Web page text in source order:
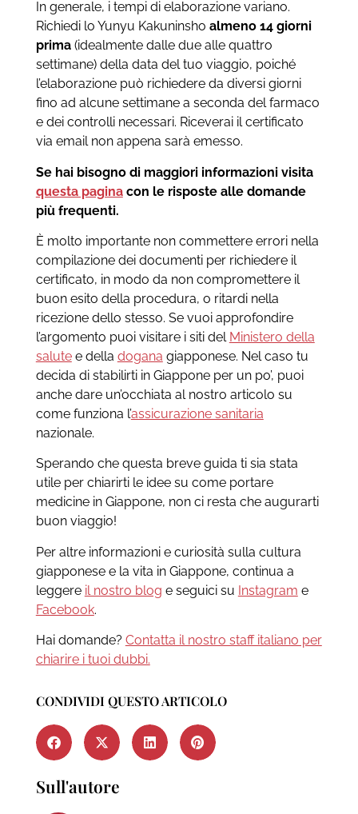
In generale, i tempi di elaborazione variano.
Richiedi lo Yunyu Kakuninsho almeno 14 giorni
prima(idealmente dalle due alle quattro
settimane) della data del tuo viaggio, poiché
l’elaborazione può richiedere da diversi giorni
fino ad alcune settimane a seconda del farmaco
e dei controlli necessari. Riceverai il certificato
via email non appena sarà emesso.
Se hai bisogno di maggiori informazioni visita
questa paginacon le risposte alle domande
più frequenti.
È molto importante non commettere errori nella
compilazione dei documenti per richiedere il
certificato, in modo da non compromettere il
buon esito della procedura, o ritardi nella
ricezione dello stesso. Se vuoi approfondire
l’argomento puoi visitare i siti del Ministero della
salutee della dogana giapponese. Nel caso tu
decida di stabilirti in Giappone per un po’, puoi
anche dare un’occhiata al nostro articolo su
come funziona l’assicurazione sanitaria
nazionale.
Sperando che questa breve guida ti sia stata
utile per chiarirti le idee su come portare
medicine in Giappone, non ci resta che augurarti
buon viaggio!
Per altre informazioni e curiosità sulla cultura
giapponese e la vita in Giappone, continua a
leggere il nostro blog e seguici su Instagram e
Facebook.
Hai domande? Contatta il nostro staff italiano per
chiarire i tuoi dubbi.
CONDIVIDI QUESTO ARTICOLO
Sull'autore